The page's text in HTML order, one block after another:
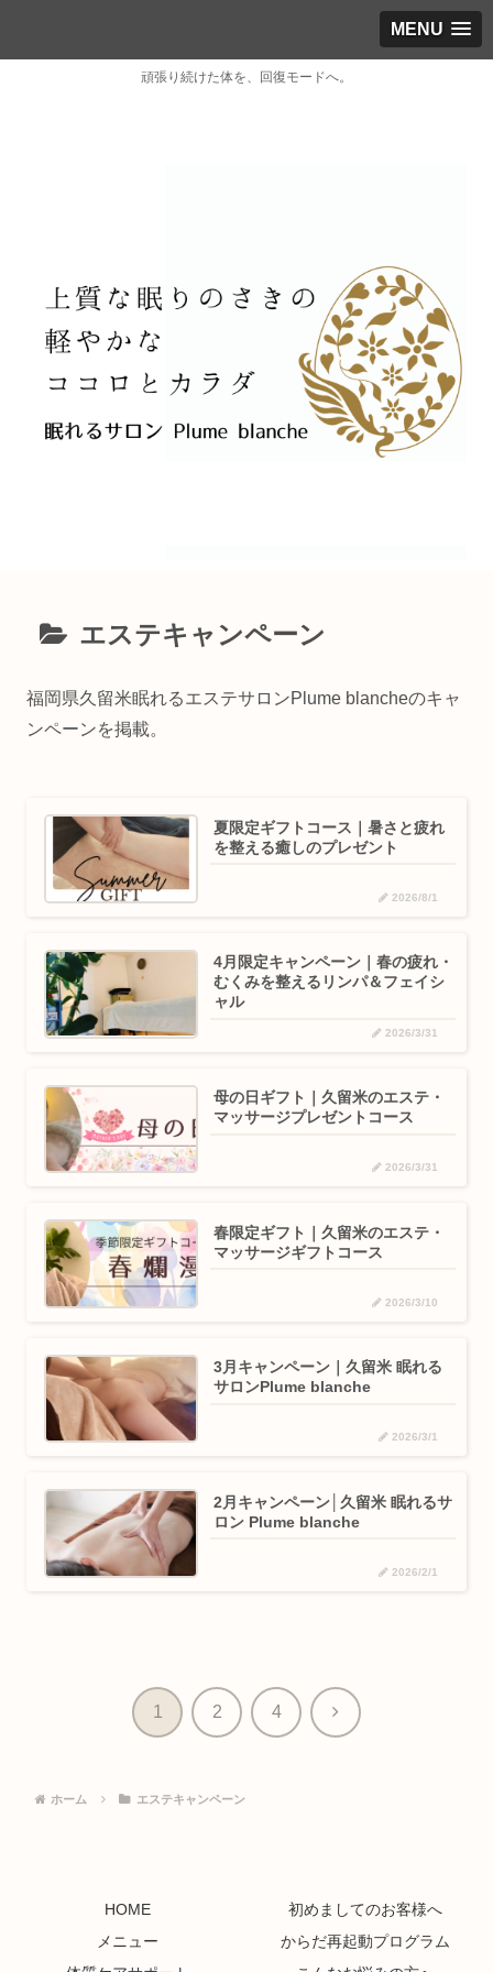
MENU
頑張り続けた体を、回復モードへ。
エステキャンペーン
福岡県久留米眠れるエステサロンPlume blancheのキャ
ンペーンを掲載。
夏限定ギフトコース｜暑さと疲れ
を整える癒しのプレゼント
2026/8/1
4月限定キャンペーン｜春の疲れ・
むくみを整えるリンパ＆フェイシ
ャル
2026/3/31
母の日ギフト｜久留米のエステ・
マッサージプレゼントコース
2026/3/31
春限定ギフト｜久留米のエステ・
マッサージギフトコース
2026/3/10
3月キャンペーン｜久留米 眠れる
サロンPlume blanche
2026/3/1
2月キャンペーン│久留米 眠れるサ
ロン Plume blanche
2026/2/1
1 2 4 次
ホーム エステキャンペーン
HOME
初めましてのお客様へ
メニュー
からだ再起動プログラム